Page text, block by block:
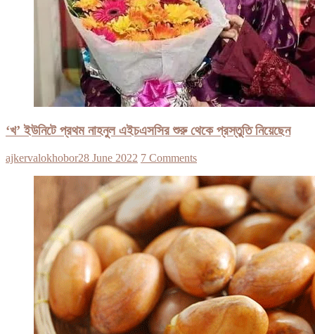
‘খ’ ইউনিটে প্রথম নাহনুল এইচএসসির শুরু থেকে প্রস্তুতি নিয়েছেন
ajkervalokhobor28 June 2022 7 Comments